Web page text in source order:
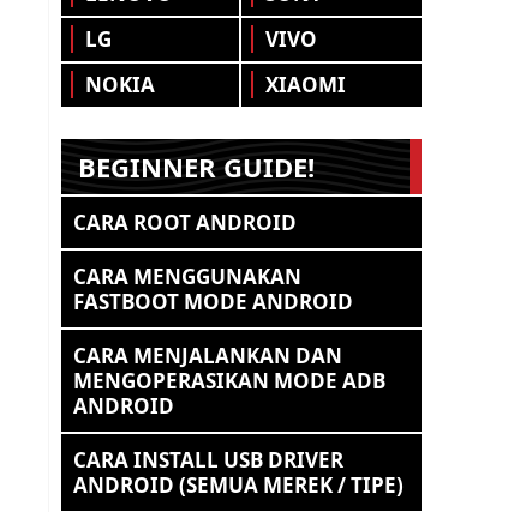
LG
NOKIA
VIVO
XIAOMI
BEGINNER GUIDE!
CARA ROOT ANDROID
CARA MENGGUNAKAN
FASTBOOT MODE ANDROID
CARA MENJALANKAN DAN
MENGOPERASIKAN MODE ADB
ANDROID
CARA INSTALL USB DRIVER
ANDROID (SEMUA MEREK / TIPE)